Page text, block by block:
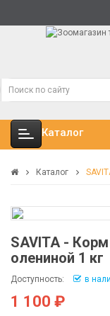
Каталог
Каталог
SAVITA -
олениной 1 кг
Доступность: в
1 100 ₽